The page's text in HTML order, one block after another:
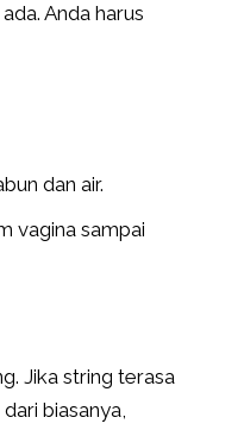
Anda harus
dan air.
vagina sampai
Jika string terasa
biasanya,